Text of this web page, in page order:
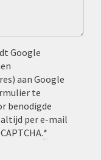
Google
aan Google
te
benodigde
per e‑mail
*